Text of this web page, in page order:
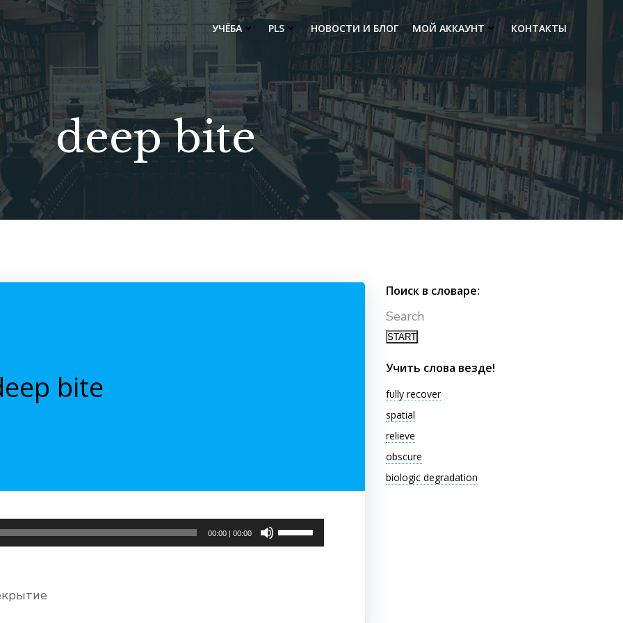
УЧЁБА PLS НОВОСТИ И БЛОГ МОЙ АККАУНТ КОНТАКТЫ
deep bite
bite
00:00| 00:00
Поиск в словаре:
Search
Учить слова везде!
fully recover
spatial
relieve
obscure
biologic degradation